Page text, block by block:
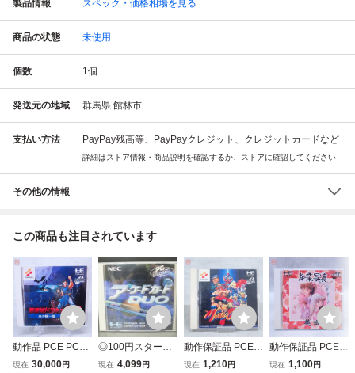
製品情報 スペック・価格相場を見る
商品の状態 未使用
個数 1個
発送元の地域 群馬県 館林市
支払い方法 PayPay残高等、PayPayクレジット、クレジットカードなど
詳細はストア情報・商品説明を確認するか、ストアに確認してください
その他の情報
この商品も注目されています
動作品 PCE PCエ
ンジン SUPER C
現在 30,000円
◎100円スター
ト！新品未開封品
現在 4,099円
動作保証品 PCE P
Cエンジン SUPE
現在 1,210円
動作保証品 PCE P
Cエンジン SUPE
現在 1,100円